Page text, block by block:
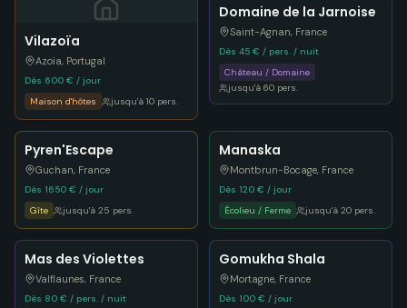
Vilazoïa
Azoïa, Portugal
Dès 600 € / jour
Maison d'hôtes
jusqu'à 10 pers.
Domaine de la Jarnoise
Saint-Agnan, France
Dès 45 € / pers. / nuit
Château / Domaine
jusqu'à 60 pers.
Pyren'Escape
Guchan, France
Dès 1650 € / jour
Gîte
jusqu'à 25 pers.
Manaska
Montbrun-Bocage, France
Dès 120 € / jour
Écolieu / Ferme
jusqu'à 20 pers.
Mas des Violettes
Valflaunes, France
Dès 80 € / pers. / nuit
Gomukha Shala
Mortagne, France
Dès 100 € / jour